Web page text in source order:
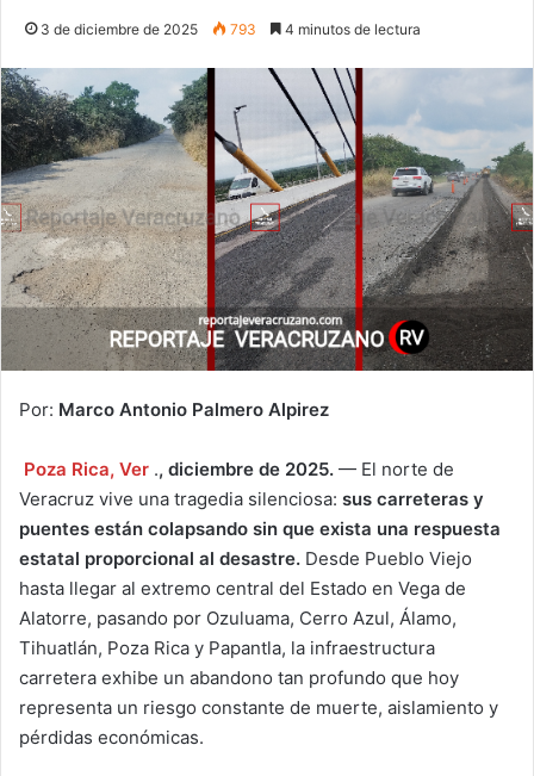
3 de diciembre de 2025 793 4 minutos de lectura
Por: Marco Antonio Palmero Alpirez
Poza Rica, Ver ., diciembre de 2025.— El norte de
Veracruz vive una tragedia silenciosa: sus carreteras y
puentes están colapsando sin que exista una respuesta
estatal proporcional al desastre. Desde Pueblo Viejo
hasta llegar al extremo central del Estado en Vega de
Alatorre, pasando por Ozuluama, Cerro Azul, Álamo,
Tihuatlán, Poza Rica y Papantla, la infraestructura
carretera exhibe un abandono tan profundo que hoy
representa un riesgo constante de muerte, aislamiento y
pérdidas económicas.